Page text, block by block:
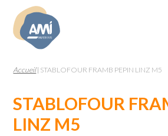
Accueil| STABLOFOUR FRAMB PEPIN LINZ M5
STABLOFOUR
LINZ M5